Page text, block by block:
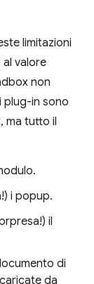
limitazioni
valore
non
plug-in sono
ma tutto il
i popup.
il
di
da